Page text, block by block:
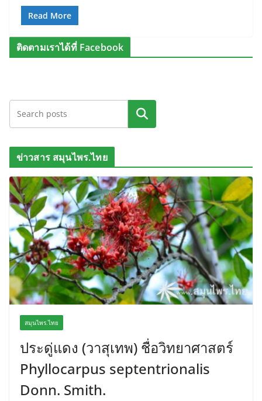
Read More
ติดตามเราได้ที่ Facebook
ค้นหา
ข่าวสาร สมุนไพร.ไทย
สมุนไพร.ไทย
ประดู่แดง (วาสุเทพ) ชื่อวิทยาศาสตร์
Phyllocarpus septentrionalis
Donn. Smith.